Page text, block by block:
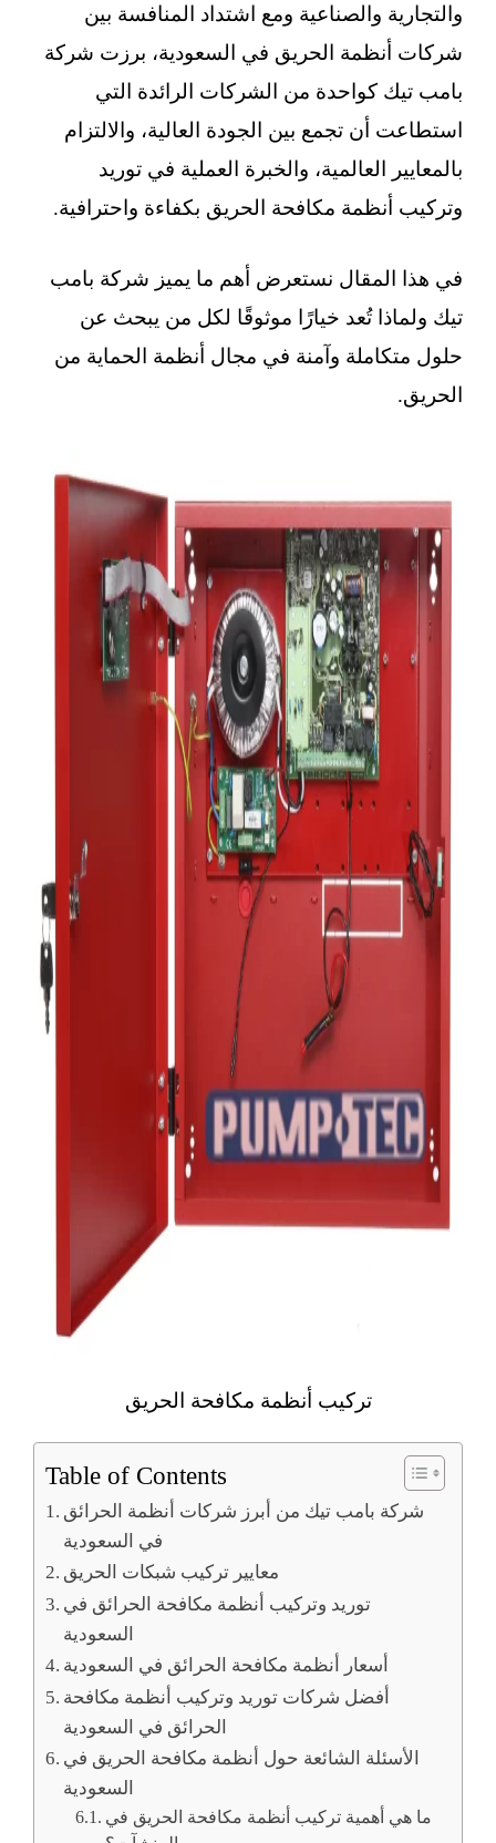
والتجارية والصناعية ومع اشتداد المنافسة بين
شركات أنظمة الحريق في السعودية، برزت شركة
بامب تيك كواحدة من الشركات الرائدة التي
استطاعت أن تجمع بين الجودة العالية، والالتزام
بالمعايير العالمية، والخبرة العملية في توريد
وتركيب أنظمة مكافحة الحريق بكفاءة واحترافية.
في هذا المقال نستعرض أهم ما يميز شركة بامب
تيك ولماذا تُعد خيارًا موثوقًا لكل من يبحث عن
حلول متكاملة وآمنة في مجال أنظمة الحماية من
الحريق.
تركيب أنظمة مكافحة الحريق
Table of Contents
شركة بامب تيك من أبرز شركات أنظمة الحرائق
في السعودية
معايير تركيب شبكات الحريق
توريد وتركيب أنظمة مكافحة الحرائق في
السعودية
أسعار أنظمة مكافحة الحرائق في السعودية
أفضل شركات توريد وتركيب أنظمة مكافحة
الحرائق في السعودية
الأسئلة الشائعة حول أنظمة مكافحة الحريق في
السعودية
ما هي أهمية تركيب أنظمة مكافحة الحريق في